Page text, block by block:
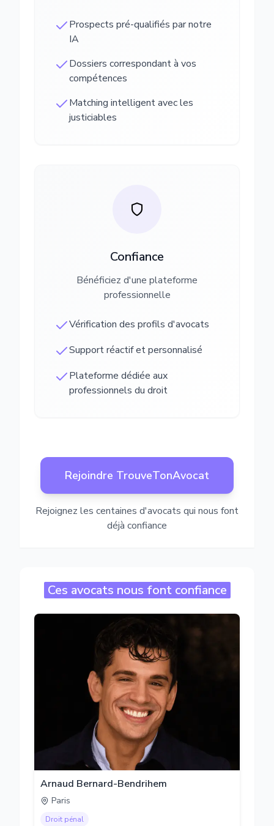
Prospects pré-qualifiés par notre
IA
Dossiers correspondant à vos
compétences
Matching intelligent avec les
justiciables
Confiance
Bénéficiez d'une plateforme
professionnelle
Vérification des profils d'avocats
Support réactif et personnalisé
Plateforme dédiée aux
professionnels du droit
Rejoindre TrouveTonAvocat
Rejoignez les centaines d'avocats qui nous font
déjà confiance
Ces avocats nous font confiance
Arnaud Bernard-Bendrihem
Paris
Droit pénal